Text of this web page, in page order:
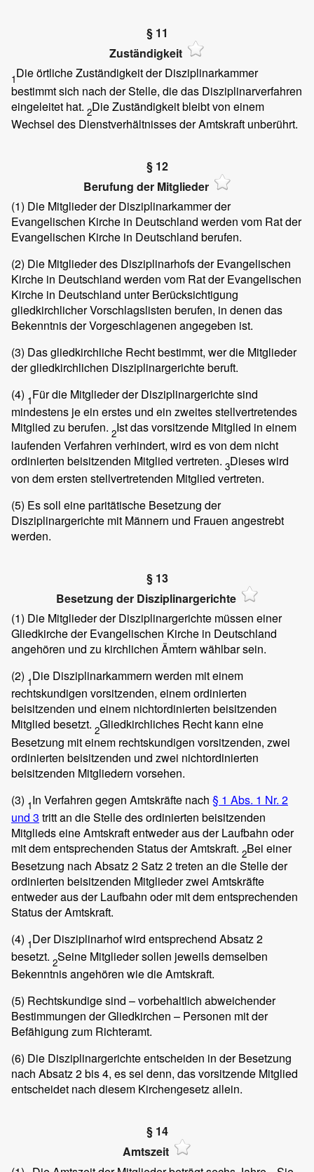
§ 11
Zuständigkeit
1Die örtliche Zuständigkeit der Disziplinarkammer
bestimmt sich nach der Stelle, die das Disziplinarverfahren
eingeleitet hat. 2Die Zuständigkeit bleibt von einem
Wechsel des Dienstverhältnisses der Amtskraft unberührt.
§ 12
Berufung der Mitglieder
(1) Die Mitglieder der Disziplinarkammer der
Evangelischen Kirche in Deutschland werden vom Rat der
Evangelischen Kirche in Deutschland berufen.
(2) Die Mitglieder des Disziplinarhofs der Evangelischen
Kirche in Deutschland werden vom Rat der Evangelischen
Kirche in Deutschland unter Berücksichtigung
gliedkirchlicher Vorschlagslisten berufen, in denen das
Bekenntnis der Vorgeschlagenen angegeben ist.
(3) Das gliedkirchliche Recht bestimmt, wer die Mitglieder
der gliedkirchlichen Disziplinargerichte beruft.
(4) 1Für die Mitglieder der Disziplinargerichte sind
mindestens je ein erstes und ein zweites stellvertretendes
Mitglied zu berufen. 2Ist das vorsitzende Mitglied in einem
laufenden Verfahren verhindert, wird es von dem nicht
ordinierten beisitzenden Mitglied vertreten. 3Dieses wird
von dem ersten stellvertretenden Mitglied vertreten.
(5) Es soll eine paritätische Besetzung der
Disziplinargerichte mit Männern und Frauen angestrebt
werden.
§ 13
Besetzung der Disziplinargerichte
(1) Die Mitglieder der Disziplinargerichte müssen einer
Gliedkirche der Evangelischen Kirche in Deutschland
angehören und zu kirchlichen Ämtern wählbar sein.
(2) 1Die Disziplinarkammern werden mit einem
rechtskundigen vorsitzenden, einem ordinierten
beisitzenden und einem nichtordinierten beisitzenden
Mitglied besetzt. 2Gliedkirchliches Recht kann eine
Besetzung mit einem rechtskundigen vorsitzenden, zwei
ordinierten beisitzenden und zwei nichtordinierten
beisitzenden Mitgliedern vorsehen.
(3) 1In Verfahren gegen Amtskräfte nach § 1 Abs. 1 Nr. 2
und 3 tritt an die Stelle des ordinierten beisitzenden
Mitglieds eine Amtskraft entweder aus der Laufbahn oder
mit dem entsprechenden Status der Amtskraft. 2Bei einer
Besetzung nach Absatz 2 Satz 2 treten an die Stelle der
ordinierten beisitzenden Mitglieder zwei Amtskräfte
entweder aus der Laufbahn oder mit dem entsprechenden
Status der Amtskraft.
(4) 1Der Disziplinarhof wird entsprechend Absatz 2
besetzt. 2Seine Mitglieder sollen jeweils demselben
Bekenntnis angehören wie die Amtskraft.
(5) Rechtskundige sind – vorbehaltlich abweichender
Bestimmungen der Gliedkirchen – Personen mit der
Befähigung zum Richteramt.
(6) Die Disziplinargerichte entscheiden in der Besetzung
nach Absatz 2 bis 4, es sei denn, das vorsitzende Mitglied
entscheidet nach diesem Kirchengesetz allein.
§ 14
Amtszeit